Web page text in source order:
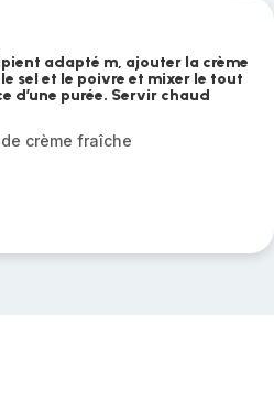
adapté m, ajouter la crème
sel et le poivre et mixer le tout
d’une purée. Servir chaud
crème fraîche